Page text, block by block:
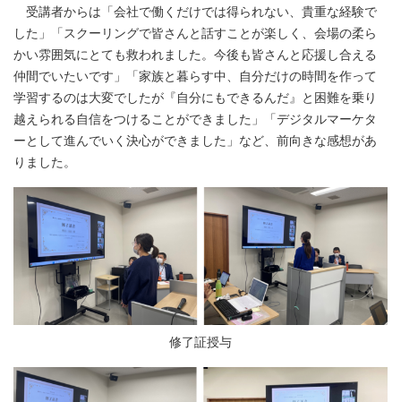
受講者からは「会社で働くだけでは得られない、貴重な経験で
した」「スクーリングで皆さんと話すことが楽しく、会場の柔ら
かい雰囲気にとても救われました。今後も皆さんと応援し合える
仲間でいたいです」「家族と暮らす中、自分だけの時間を作って
学習するのは大変でしたが『自分にもできるんだ』と困難を乗り
越えられる自信をつけることができました」「デジタルマーケタ
ーとして進んでいく決心ができました」など、前向きな感想があ
りました。
修了証授与